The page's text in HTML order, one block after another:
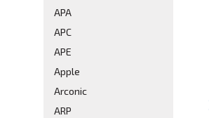
APA
APC
APE
Apple
Arconic
ARP